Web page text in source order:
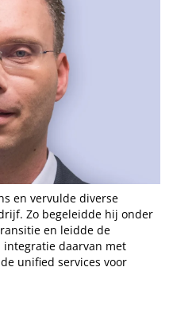
en vervulde diverse
Zo begeleidde hij onder
en leidde de
daarvan met
unified services voor